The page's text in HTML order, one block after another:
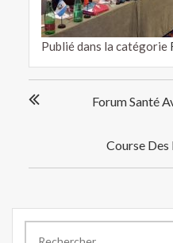
Publié dans la catégorie
de
Forum Santé
Course